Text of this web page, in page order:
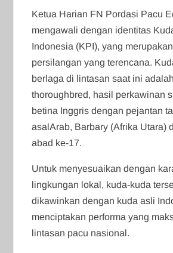
Ketua Harian FN Pordasi Pacu
mengawali dengan identitas
Indonesia (KPI), yang
persilangan yang terencana.
berlaga di lintasan saat ini
thoroughbred, hasil perkawinan
betina Inggris dengan pejantan
asalArab, Barbary (Afrika Utara)
abad ke-17.
Untuk menyesuaikan dengan
lingkungan lokal, kuda-kuda
dikawinkan dengan kuda asli
menciptakan performa yang
lintasan pacu nasional.